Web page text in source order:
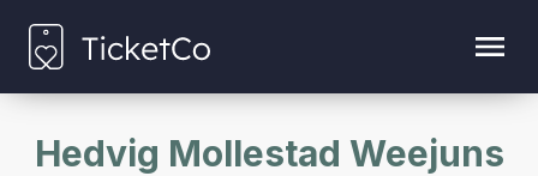
Hedvig Mollestad Weejuns